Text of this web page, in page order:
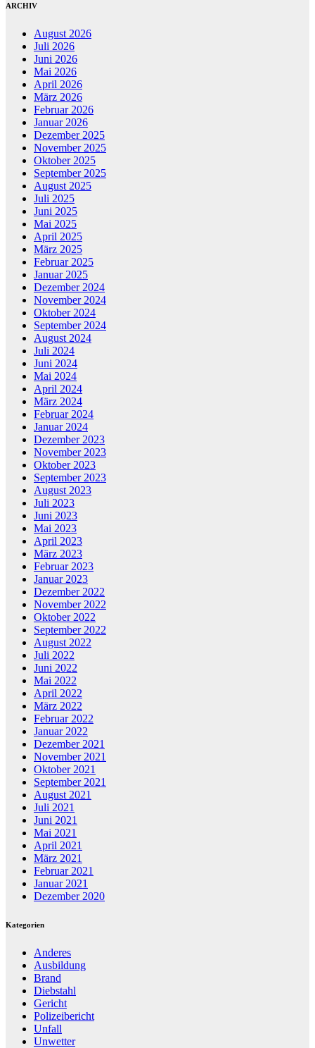
ARCHIV
August 2026
Juli 2026
Juni 2026
Mai 2026
April 2026
März 2026
Februar 2026
Januar 2026
Dezember 2025
November 2025
Oktober 2025
September 2025
August 2025
Juli 2025
Juni 2025
Mai 2025
April 2025
März 2025
Februar 2025
Januar 2025
Dezember 2024
November 2024
Oktober 2024
September 2024
August 2024
Juli 2024
Juni 2024
Mai 2024
April 2024
März 2024
Februar 2024
Januar 2024
Dezember 2023
November 2023
Oktober 2023
September 2023
August 2023
Juli 2023
Juni 2023
Mai 2023
April 2023
März 2023
Februar 2023
Januar 2023
Dezember 2022
November 2022
Oktober 2022
September 2022
August 2022
Juli 2022
Juni 2022
Mai 2022
April 2022
März 2022
Februar 2022
Januar 2022
Dezember 2021
November 2021
Oktober 2021
September 2021
August 2021
Juli 2021
Juni 2021
Mai 2021
April 2021
März 2021
Februar 2021
Januar 2021
Dezember 2020
Kategorien
Anderes
Ausbildung
Brand
Diebstahl
Gericht
Polizeibericht
Unfall
Unwetter